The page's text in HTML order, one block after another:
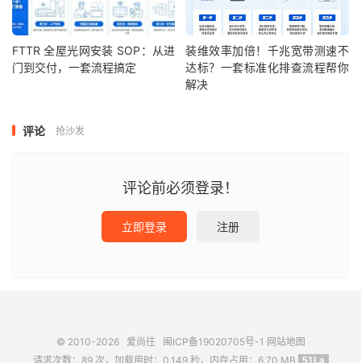
FTTR 全屋光网安装 SOP：从进
门到交付，一套流程搞定
装维效率加倍！千兆宽带测速不
达标？一套标准化排查流程帮你
解决
评论 抢沙发
评论前必须登录！
立即登录 注册
© 2010-2026 爱尚往 闽ICP备19020705号-1 网站地图
请求次数：89 次，加载用时：0.149 秒，内存占用：6.70 MB
51La